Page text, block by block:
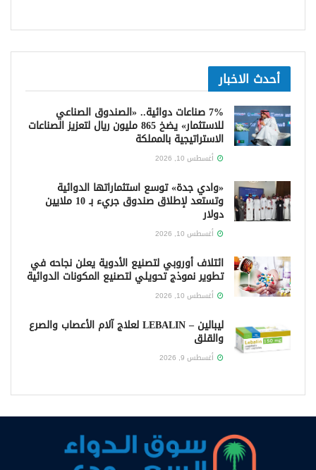
أحدث الاخبار
7% صناعات دوائية.. «الصندوق الصناعي
للاستثمار» يضخ 865 مليون ريال لتعزيز الصناعات
الاستراتيجية بالمملكة
أغسطس 10, 2026
«وادي جدة» توسع استثماراتها الدوائية
وتستعد لإطلاق صندوق جريء بـ 10 ملايين
دولار
أغسطس 10, 2026
ائتلاف أوروبي لتصنيع الأدوية يعلن نجاحه في
تطوير نموذج تحويلي لتصنيع المكونات الدوائية
أغسطس 10, 2026
ليبالين – LEBALIN لعلاج آلام الأعصاب والصرع
والقلق
أغسطس 9, 2026